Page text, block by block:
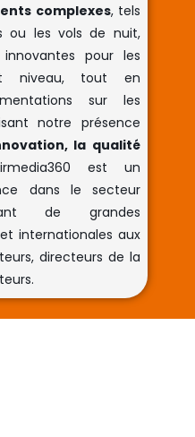
complexes, tels
ou les vols de nuit,
pour les
niveau, tout en
sur les
notre présence
la qualité
est un
dans le secteur
de grandes
internationales aux
directeurs de la